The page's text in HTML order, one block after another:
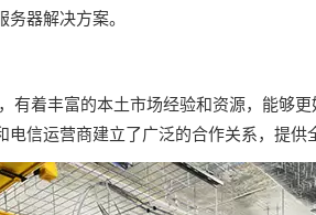
器解决方案。
有着丰富的本土市场经验和资源，能够
信运营商建立了广泛的合作关系，提供